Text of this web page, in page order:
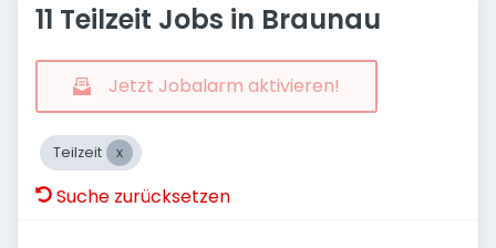
11 Teilzeit Jobs in Braunau
Jetzt Jobalarm aktivieren!
Teilzeit
Suche zurücksetzen